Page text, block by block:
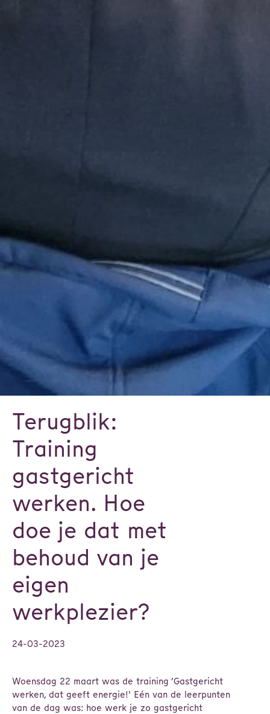
Terugblik:
Training
gastgericht
werken. Hoe
doe je dat met
behoud van je
eigen
werkplezier?
24-03-2023
Woensdag 22 maart was de training ‘Gastgericht
werken, dat geeft energie!' Eén van de leerpunten
van de dag was: hoe werk je zo gastgericht